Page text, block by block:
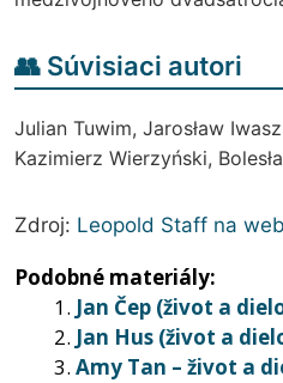
👥 Súvisiaci autori
Julian Tuwim, Jarosław
Kazimierz Wierzyński,
Zdroj: Leopold Staff na
Podobné materiály:
Jan Čep (život a
Jan Hus (život a
Amy Tan – život a